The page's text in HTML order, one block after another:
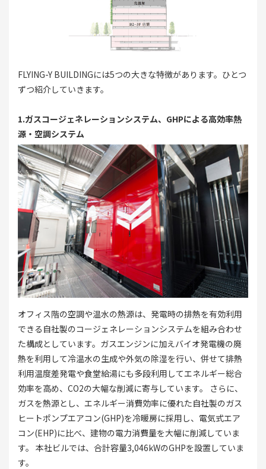
FLYING-Y BUILDINGには5つの大きな特徴があります。ひとつ
ずつ紹介していきます。
1.ガスコージェネレーションシステム、GHPによる高効率熱
源・空調システム
オフィス階の空調や温水の熱源は、発電時の排熱を有効利用
できる自社製のコージェネレーションシステムを組み合わせ
た構成としています。ガスエンジンに加えバイオ発電機の廃
熱を利用して冷温水の生成や外気の除湿を行い、併せて排熱
利用温度差発電や食堂給湯にも多段利用してエネルギー総合
効率を高め、CO2の大幅な削減に寄与しています。 さらに、
ガスを熱源とし、エネルギー消費効率に優れた自社製のガス
ヒートポンプエアコン(GHP)を冷暖房に採用し、電気式エア
コン(EHP)に比べ、建物の電力消費量を大幅に削減していま
す。 本社ビルでは、合計容量3,046kWのGHPを設置していま
す。